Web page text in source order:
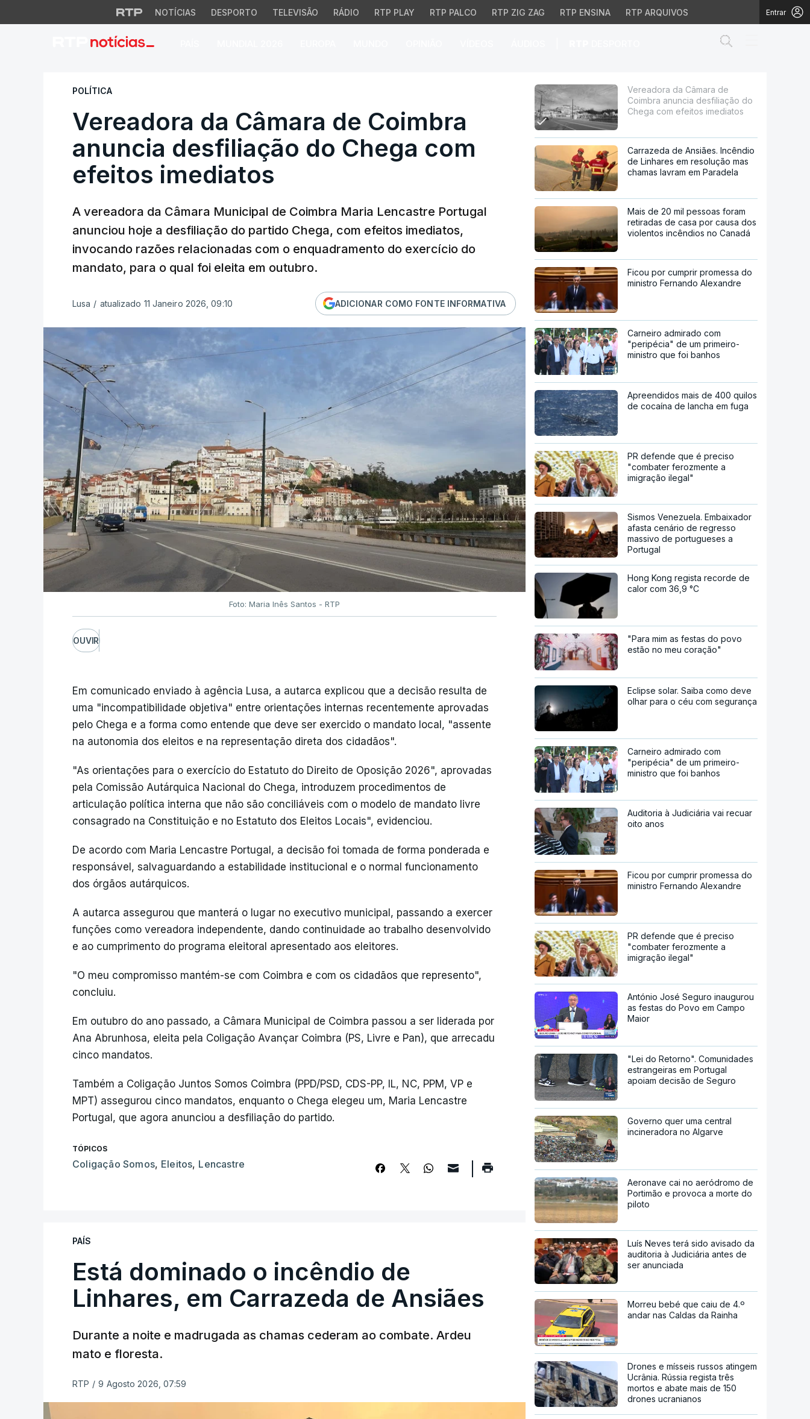
NOTÍCIAS DESPORTO TELEVISÃO RÁDIO RTP PLAY RTP PALCO RTP ZIG ZAG RTP ENSINA RTP ARQUIVOS Entrar
Vereadora da Câmara de Coimbra anuncia desfiliação do Chega
POLÍTICA
Vereadora da Câmara de Coimbra
anuncia desfiliação do Chega com
efeitos imediatos
A vereadora da Câmara Municipal de Coimbra Maria Lencastre Portugal
anunciou hoje a desfiliação do partido Chega, com efeitos imediatos,
invocando razões relacionadas com o enquadramento do exercício do
mandato, para o qual foi eleita em outubro.
Lusa / atualizado 11 Janeiro 2026, 09:10 ADICIONAR COMO FONTE INFORMATIVA
Foto: Maria Inês Santos - RTP
OUVIR
Em comunicado enviado à agência Lusa, a autarca explicou que a decisão resulta de
uma "incompatibilidade objetiva" entre orientações internas recentemente aprovadas
pelo Chega e a forma como entende que deve ser exercido o mandato local, "assente
na autonomia dos eleitos e na representação direta dos cidadãos".
"As orientações para o exercício do Estatuto do Direito de Oposição 2026", aprovadas
pela Comissão Autárquica Nacional do Chega, introduzem procedimentos de
articulação política interna que não são conciliáveis com o modelo de mandato livre
consagrado na Constituição e no Estatuto dos Eleitos Locais", evidenciou.
De acordo com Maria Lencastre Portugal, a decisão foi tomada de forma ponderada e
responsável, salvaguardando a estabilidade institucional e o normal funcionamento
dos órgãos autárquicos.
A autarca assegurou que manterá o lugar no executivo municipal, passando a exercer
funções como vereadora independente, dando continuidade ao trabalho desenvolvido
e ao cumprimento do programa eleitoral apresentado aos eleitores.
"O meu compromisso mantém-se com Coimbra e com os cidadãos que represento",
concluiu.
Em outubro do ano passado, a Câmara Municipal de Coimbra passou a ser liderada por
Ana Abrunhosa, eleita pela Coligação Avançar Coimbra (PS, Livre e Pan), que arrecadu
cinco mandatos.
Também a Coligação Juntos Somos Coimbra (PPD/PSD, CDS-PP, IL, NC, PPM, VP e
MPT) assegurou cinco mandatos, enquanto o Chega elegeu um, Maria Lencastre
Portugal, que agora anunciou a desfiliação do partido.
TÓPICOS
Coligação Somos, Eleitos, Lencastre
PAÍS
Está dominado o incêndio de
Linhares, em Carrazeda de Ansiães
Durante a noite e madrugada as chamas cederam ao combate. Ardeu
mato e floresta.
RTP / 9 Agosto 2026, 07:59
Vereadora da Câmara de
Coimbra anuncia desfiliação do
Chega com efeitos imediatos
Carrazeda de Ansiães. Incêndio
de Linhares em resolução mas
chamas lavram em Paradela
Mais de 20 mil pessoas foram
retiradas de casa por causa dos
violentos incêndios no Canadá
Ficou por cumprir promessa do
ministro Fernando Alexandre
Carneiro admirado com
"peripécia" de um primeiro-
ministro que foi banhos
Apreendidos mais de 400 quilos
de cocaína de lancha em fuga
PR defende que é preciso
"combater ferozmente a
imigração ilegal"
Sismos Venezuela. Embaixador
afasta cenário de regresso
massivo de portugueses a
Portugal
Hong Kong regista recorde de
calor com 36,9 °C
"Para mim as festas do povo
estão no meu coração"
Eclipse solar. Saiba como deve
olhar para o céu com segurança
Carneiro admirado com
"peripécia" de um primeiro-
ministro que foi banhos
Auditoria à Judiciária vai recuar
oito anos
Ficou por cumprir promessa do
ministro Fernando Alexandre
PR defende que é preciso
"combater ferozmente a
imigração ilegal"
António José Seguro inaugurou
as festas do Povo em Campo
Maior
"Lei do Retorno". Comunidades
estrangeiras em Portugal
apoiam decisão de Seguro
Governo quer uma central
incineradora no Algarve
Aeronave cai no aeródromo de
Portimão e provoca a morte do
piloto
Luís Neves terá sido avisado da
auditoria à Judiciária antes de
ser anunciada
Morreu bebé que caiu de 4.º
andar nas Caldas da Rainha
Drones e mísseis russos atingem
Ucrânia. Rússia regista três
mortos e abate mais de 150
drones ucranianos